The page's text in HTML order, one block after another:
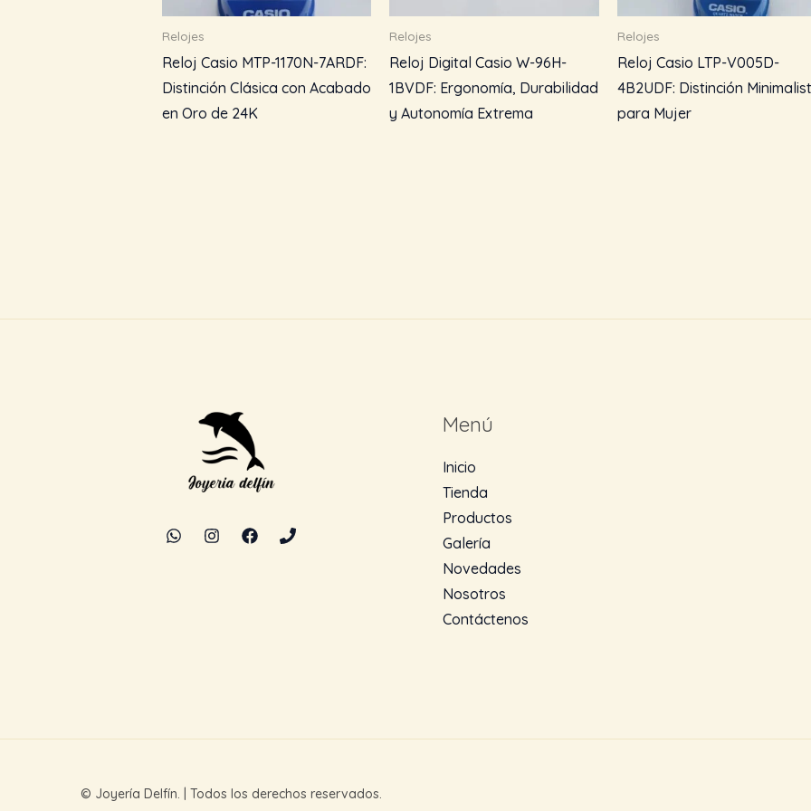
Relojes
Reloj Casio MTP-1170N-7ARDF:
Distinción Clásica con Acabado
en Oro de 24K
Relojes
Reloj Digital Casio W-96H-
1BVDF: Ergonomía, Durabilidad
y Autonomía Extrema
Relojes
Reloj Casio LTP-V005D-
4B2UDF: Distinción
para Mujer
Menú
Inicio
Tienda
Productos
Galería
Novedades
Nosotros
Contáctenos
© Joyería Delfín. | Todos los derechos reservados.